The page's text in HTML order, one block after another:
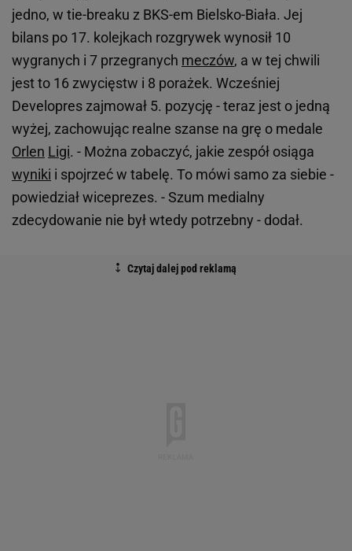
jedno, w tie-breaku z BKS-em Bielsko-Biała. Jej
bilans po 17. kolejkach rozgrywek wynosił 10
wygranych i 7 przegranych meczów, a w tej chwili
jest to 16 zwycięstw i 8 porażek. Wcześniej
Developres zajmował 5. pozycję - teraz jest o jedną
wyżej, zachowując realne szanse na grę o medale
Orlen Ligi. - Można zobaczyć, jakie zespół osiąga
wyniki i spojrzeć w tabelę. To mówi samo za siebie -
powiedział wiceprezes. - Szum medialny
zdecydowanie nie był wtedy potrzebny - dodał.